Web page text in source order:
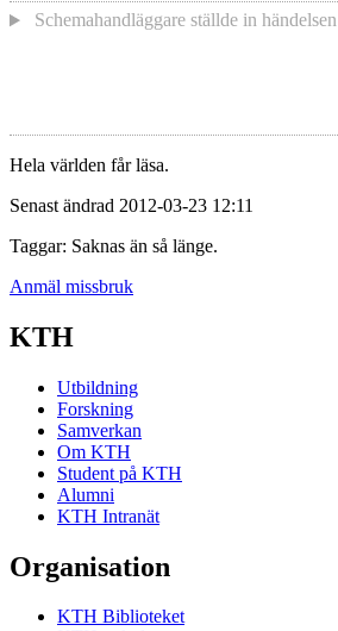
Schemahandläggare ställde in händelsen
Hela världen får läsa.
Senast ändrad 2012-03-23 12:11
Taggar: Saknas än så länge.
Anmäl missbruk
KTH
Utbildning
Forskning
Samverkan
Om KTH
Student på KTH
Alumni
KTH Intranät
Organisation
KTH Biblioteket